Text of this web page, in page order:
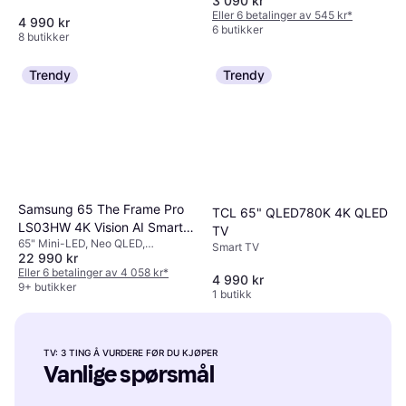
4 990 kr
8 butikker
Eller 6 betalinger av 545 kr*
6 butikker
Trendy
Samsung 65 The Frame Pro
LS03HW 4K Vision AI Smart
TV
65" Mini-LED, Neo QLED,
3840x2160 (4K Ultra HD), Smart
TV
22 990 kr
Eller 6 betalinger av 4 058 kr*
9+ butikker
Trendy
TCL 65" QLED780K 4K QLED
TV
Smart TV
4 990 kr
1 butikk
TV: 3 TING Å VURDERE FØR DU KJØPER
Vanlige spørsmål